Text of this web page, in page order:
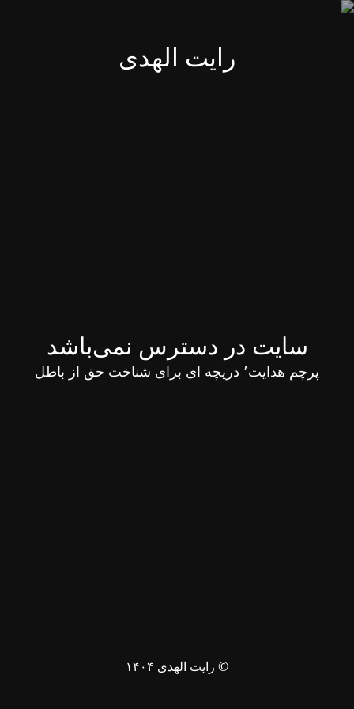
رایت الهدی
سایت در دسترس نمی‌باشد
پرچم هدایت٬ دریچه ای برای شناخت حق از باطل
© رایت الهدی ۱۴۰۴